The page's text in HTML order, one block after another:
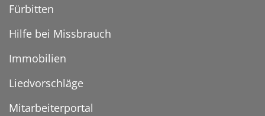
Fürbitten
Hilfe bei Missbrauch
Immobilien
Liedvorschläge
Mitarbeiterportal